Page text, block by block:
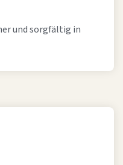
und sorgfältig in